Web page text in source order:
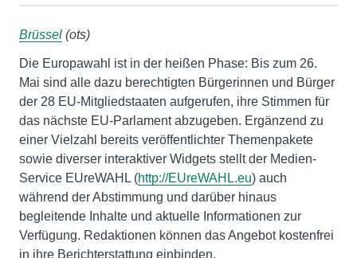
Brüssel (ots)
Die Europawahl ist in der heißen Phase: Bis zum 26.
Mai sind alle dazu berechtigten Bürgerinnen und Bürger
der 28 EU-Mitgliedstaaten aufgerufen, ihre Stimmen für
das nächste EU-Parlament abzugeben. Ergänzend zu
einer Vielzahl bereits veröffentlichter Themenpakete
sowie diverser interaktiver Widgets stellt der Medien-
Service EUreWAHL (http://EUreWAHL.eu) auch
während der Abstimmung und darüber hinaus
begleitende Inhalte und aktuelle Informationen zur
Verfügung. Redaktionen können das Angebot kostenfrei
in ihre Berichterstattung einbinden.